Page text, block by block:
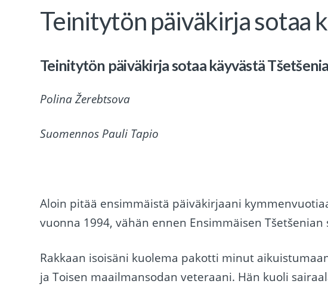
Teinitytön päiväkirja sotaa
Teinitytön päiväkirja sotaa käyvästä
Polina Žerebtsova
Suomennos Pauli Tapio
Aloin pitää ensimmäistä päiväkirjaani
vuonna 1994, vähän ennen Ensimmäisen Tšetšenian
Rakkaan isoisäni kuolema pakotti minut
ja Toisen maailmansodan veteraani. Hän kuoli